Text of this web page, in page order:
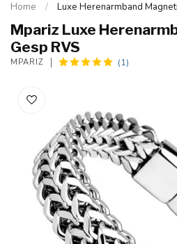
Home / Luxe Herenarmband
Mpariz Luxe
Gesp RVS
MPARIZ (1)